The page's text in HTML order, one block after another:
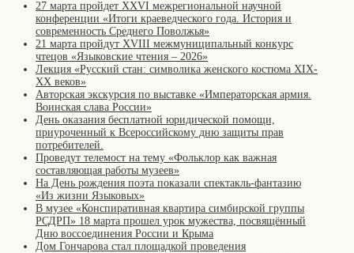
27 марта пройдет XXVI межрегиональной научной
конференции «Итоги краеведческого года. История и
современность Среднего Поволжья»
21 марта пройдут XVIII межмуниципальный конкурс
чтецов «Языковские чтения – 2026»
Лекция «Русский стан: символика женского костюма XIX-
XX веков»
Авторская экскурсия по выставке «Императорская армия.
Воинская слава России»
День оказания бесплатной юридической помощи,
приуроченный к Всероссийскому дню защиты прав
потребителей.
Проведут телемост на тему «Фольклор как важная
составляющая работы музеев»
На День рождения поэта показали спектакль-фантазию
«Из жизни Языковых»
В музее «Конспиративная квартира симбирской группы
РСДРП» 18 марта прошел урок мужества, посвящённый
Дню воссоединения России и Крыма
Дом Гончарова стал площадкой проведения